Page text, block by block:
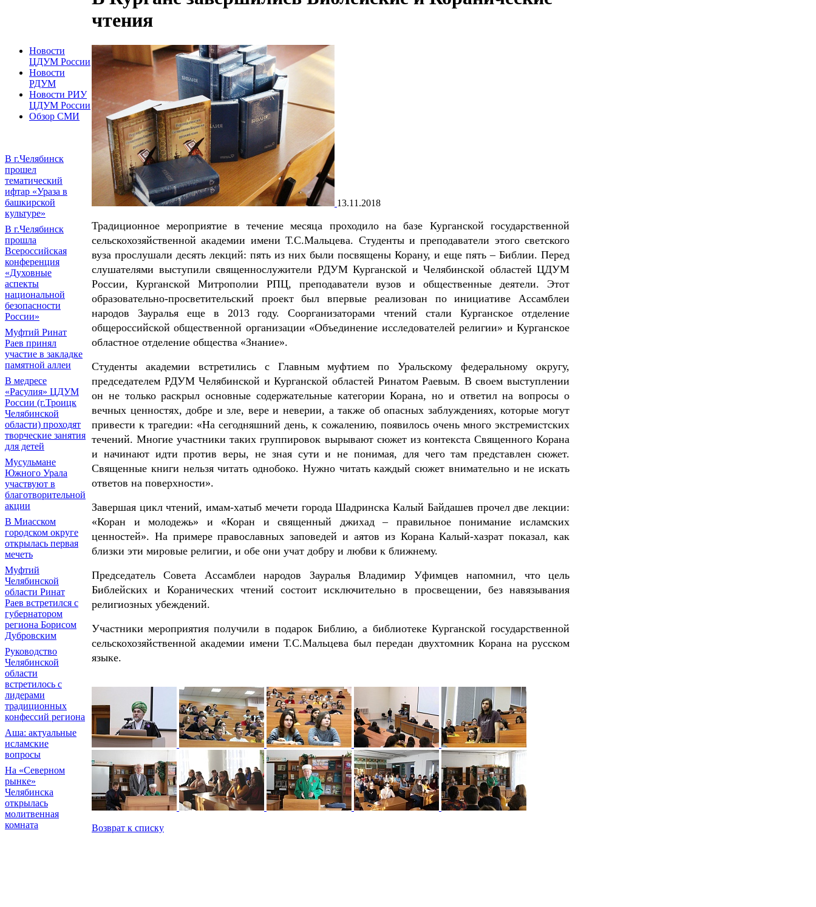
Новости
ЦДУМ России
Новости
РДУМ
Новости РИУ
ЦДУМ России
Обзор СМИ
В г.Челябинск
прошел
тематический
ифтар «Ураза в
башкирской
культуре»
В г.Челябинск
прошла
Всероссийская
конференция
«Духовные
аспекты
национальной
безопасности
России»
Муфтий Ринат
Раев принял
участие в закладке
памятной аллеи
В медресе
«Расулия» ЦДУМ
России (г.Троицк
Челябинской
области) проходят
творческие занятия
для детей
Мусульмане
Южного Урала
участвуют в
благотворительной
акции
В Миасском
городском округе
открылась первая
мечеть
Муфтий
Челябинской
области Ринат
Раев встретился с
губернатором
региона Борисом
Дубровским
Руководство
Челябинской
области
встретилось с
лидерами
традиционных
конфессий региона
Аша: актуальные
исламские
вопросы
На «Северном
рынке»
Челябинска
открылась
молитвенная
комната
чтения
13.11.2018
Традиционное мероприятие в течение месяца проходило на базе Курганской государственной
сельскохозяйственной академии имени Т.С.Мальцева. Студенты и преподаватели этого светского
вуза прослушали десять лекций: пять из них были посвящены Корану, и еще пять – Библии. Перед
слушателями выступили священнослужители РДУМ Курганской и Челябинской областей ЦДУМ
России, Курганской Митрополии РПЦ, преподаватели вузов и общественные деятели. Этот
образовательно-просветительский проект был впервые реализован по инициативе Ассамблеи
народов Зауралья еще в 2013 году. Соорганизаторами чтений стали Курганское отделение
общероссийской общественной организации «Объединение исследователей религии» и Курганское
областное отделение общества «Знание».
Студенты академии встретились с Главным муфтием по Уральскому федеральному округу,
председателем РДУМ Челябинской и Курганской областей Ринатом Раевым. В своем выступлении
он не только раскрыл основные содержательные категории Корана, но и ответил на вопросы о
вечных ценностях, добре и зле, вере и неверии, а также об опасных заблуждениях, которые могут
привести к трагедии: «На сегодняшний день, к сожалению, появилось очень много экстремистских
течений. Многие участники таких группировок вырывают сюжет из контекста Священного Корана
и начинают идти против веры, не зная сути и не понимая, для чего там представлен сюжет.
Священные книги нельзя читать однобоко. Нужно читать каждый сюжет внимательно и не искать
ответов на поверхности».
Завершая цикл чтений, имам-хатыб мечети города Шадринска Калый Байдашев прочел две лекции:
«Коран и молодежь» и «Коран и священный джихад – правильное понимание исламских
ценностей». На примере православных заповедей и аятов из Корана Калый-хазрат показал, как
близки эти мировые религии, и обе они учат добру и любви к ближнему.
Председатель Совета Ассамблеи народов Зауралья Владимир Уфимцев напомнил, что цель
Библейских и Коранических чтений состоит исключительно в просвещении, без навязывания
религиозных убеждений.
Участники мероприятия получили в подарок Библию, а библиотеке Курганской государственной
сельскохозяйственной академии имени Т.С.Мальцева был передан двухтомник Корана на русском
языке.
Возврат к списку